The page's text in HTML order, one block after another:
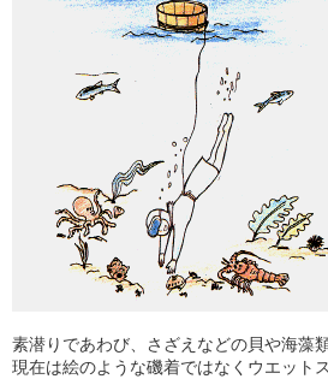
素潜りであわび、さざえなどの貝や海藻
現在は絵のような磯着ではなくウエット